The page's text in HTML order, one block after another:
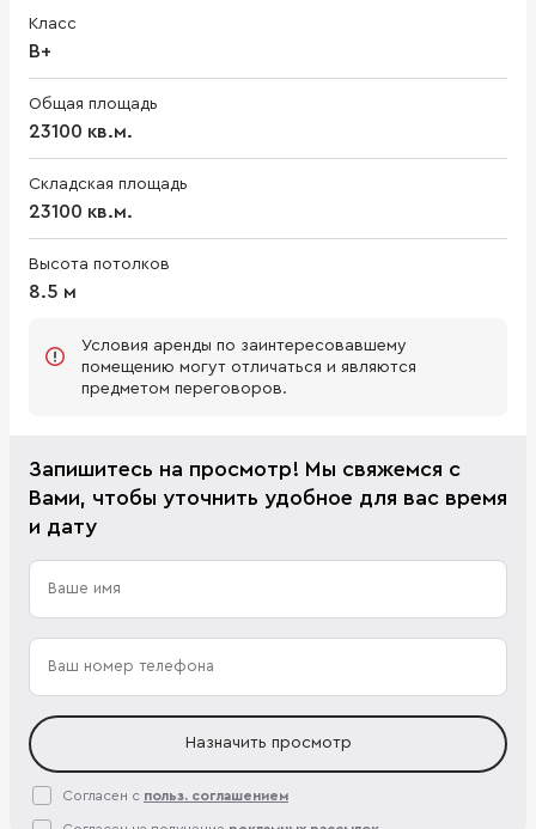
Класс
B+
Общая площадь
23100 кв.м.
Складская площадь
23100 кв.м.
Высота потолков
8.5 м
Условия аренды по заинтересовавшему
помещению могут отличаться и являются
предметом переговоров.
Запишитесь на просмотр! Мы свяжемся с
Вами, чтобы уточнить удобное для вас время
и дату
Назначить просмотр
Согласен с польз. соглашением